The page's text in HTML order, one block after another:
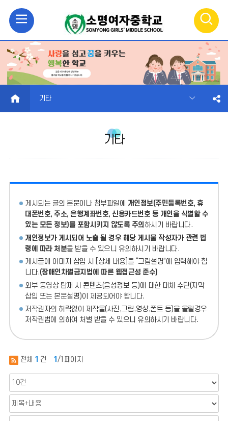
모
바
일
메
뉴
검
색
열
기
HOME 기타
기타
게시되는 글의 본문이나 첨부파일에 개인정보(주민등록번호, 휴
대폰번호, 주소, 은행계좌번호, 신용카드번호 등 개인을 식별할 수
있는 모든 정보)를 포함시키지 않도록 주의 하시기 바랍니다.
개인정보가 게시되어 노출 될 경우 해당 게시물 작성자가 관련 법
령에 따라 처분을 받을 수 있으니 유의하시기 바랍니다.
게시글에 이미지 삽입 시 [상세 내용]을 “그림설명”에 입력해야 합
니다.(장애인차별금지법에 따른 웹접근성 준수)
외부 동영상 탑재 시 콘텐츠(음성정보 등)에 대한 대체 수단(자막
삽입 또는 본문설명)이 제공되어야 합니다.
저작권자의 허락없이 제작물(사진,그림,영상,폰트 등)을 올릴경우
저작권법에 의하여 처벌 받을 수 있으니 유의하시기 바랍니다.
전체 1 건 1 /1페이지